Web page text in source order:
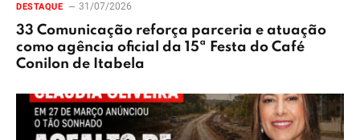
DESTAQUE 31/07/2026
33 Comunicação reforça parceria e atuação
como agência oficial da 15ª Festa do Café
Conilon de Itabela